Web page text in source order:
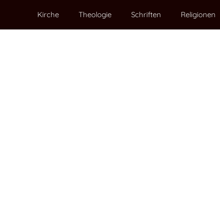
Kirche Theologie Schriften Religionen